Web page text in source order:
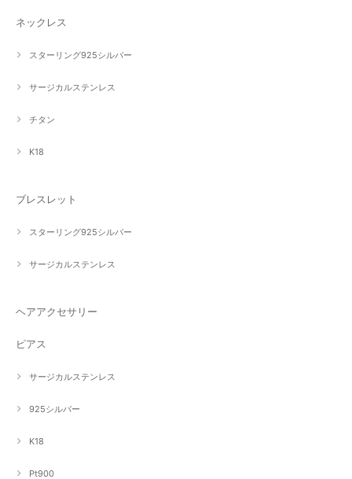
ネックレス
スターリング925シルバー
サージカルステンレス
チタン
K18
ブレスレット
スターリング925シルバー
サージカルステンレス
ヘアアクセサリー
ピアス
サージカルステンレス
925シルバー
K18
Pt900